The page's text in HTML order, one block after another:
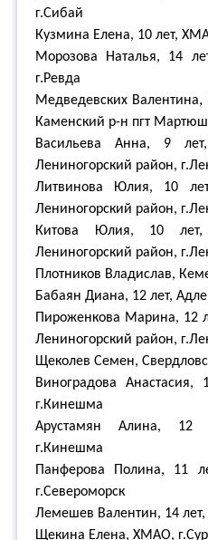
г.Сибай
Кузмина Елена, 10 лет,
Морозова Наталья, 14
г.Ревда
Медведевских Валентина,
Каменский р-н пгт Мартюш
Васильева Анна, 9 лет,
Лениногорский район,
Литвинова Юлия, 10
Лениногорский район,
Китова Юлия, 10 лет,
Лениногорский район,
Плотников Владислав,
Бабаян Диана, 12 лет,
Пироженкова Марина, 12
Лениногорский район,
Щеколев Семен,
Виноградова Анастасия,
г.Кинешма
Арустамян Алина, 12
г.Кинешма
Панферова Полина, 11
г.Североморск
Лемешев Валентин, 14 лет,
Щекина Елена, ХМАО,